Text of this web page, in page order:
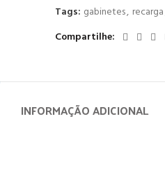
Tags: gabinetes, recarga
Compartilhe
INFORMAÇÃO ADICIONAL